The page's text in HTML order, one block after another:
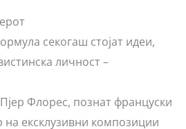
секогаш стојат идеи,
личност –
Флорес, познат француски
ексклузивни композиции